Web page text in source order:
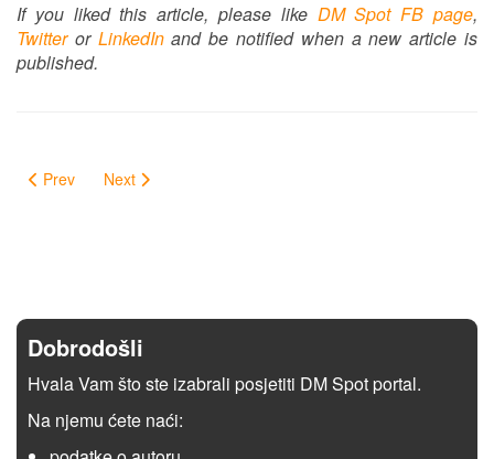
If you liked this article, please like DM Spot FB page,
Twitter or LinkedInand be notified when a new article is
published.
Prev Next
Dobrodošli
Hvala Vam što ste izabrali posjetiti DM Spot portal.
Na njemu ćete naći: